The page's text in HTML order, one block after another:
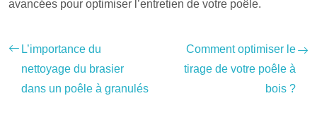
avancées pour optimiser l’entretien de votre poêle.
L’importance du
nettoyage du brasier
dans un poêle à granulés
Comment optimiser le
tirage de votre poêle à
bois ?